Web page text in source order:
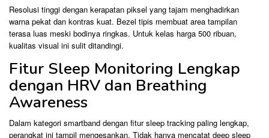
Resolusi tinggi dengan kerapatan piksel yang tajam menghadirkan
warna pekat dan kontras kuat. Bezel tipis membuat area tampilan
terasa luas meski bodinya ringkas. Untuk kelas harga 500 ribuan,
kualitas visual ini sulit ditandingi.
Fitur Sleep Monitoring Lengkap
dengan HRV dan Breathing
Awareness
Dalam kategori smartband dengan fitur sleep tracking paling lengkap,
perangkat ini tampil mengesankan. Tidak hanya mencatat deep sleep